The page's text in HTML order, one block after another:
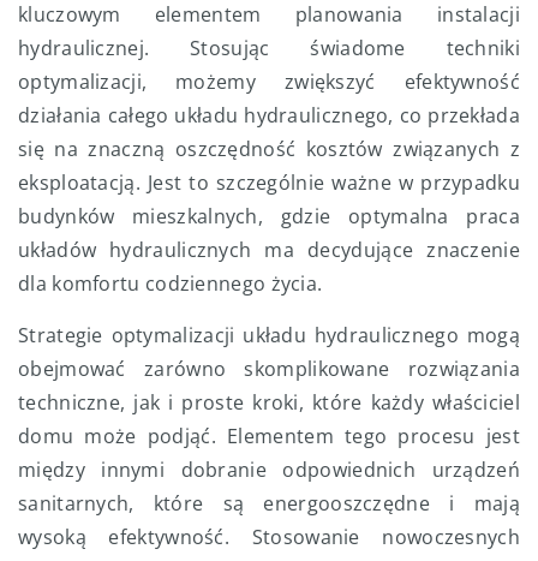
kluczowym elementem planowania instalacji
hydraulicznej. Stosując świadome techniki
optymalizacji, możemy zwiększyć efektywność
działania całego układu hydraulicznego, co przekłada
się na znaczną oszczędność kosztów związanych z
eksploatacją. Jest to szczególnie ważne w przypadku
budynków mieszkalnych, gdzie optymalna praca
układów hydraulicznych ma decydujące znaczenie
dla komfortu codziennego życia.
Strategie optymalizacji układu hydraulicznego mogą
obejmować zarówno skomplikowane rozwiązania
techniczne, jak i proste kroki, które każdy właściciel
domu może podjąć. Elementem tego procesu jest
między innymi dobranie odpowiednich urządzeń
sanitarnych, które są energooszczędne i mają
wysoką efektywność. Stosowanie nowoczesnych